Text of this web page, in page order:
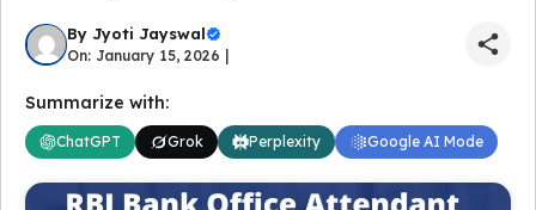
By Jyoti Jayswal
On: January 15, 2026 |
Summarize with:
ChatGPT Grok Perplexity Google AI Mode